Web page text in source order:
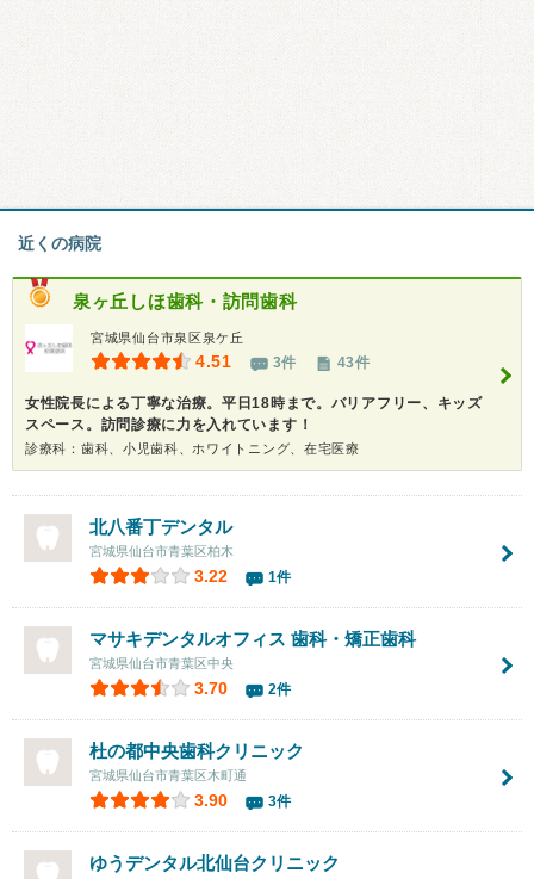
近くの病院
泉ヶ丘しほ歯科・訪問歯科
宮城県仙台市泉区泉ケ丘
4.51 3件 43件
女性院長による丁寧な治療。平日18時まで。バリアフリー、キッズ
スペース。訪問診療に力を入れています！
診療科：歯科、小児歯科、ホワイトニング、在宅医療
北八番丁デンタル
宮城県仙台市青葉区柏木
3.22 1件
マサキデンタルオフィス 歯科・矯正歯科
宮城県仙台市青葉区中央
3.70 2件
杜の都中央歯科クリニック
宮城県仙台市青葉区木町通
3.90 3件
ゆうデンタル北仙台クリニック